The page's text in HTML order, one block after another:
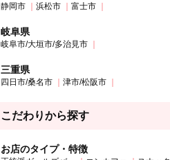
静岡市 浜松市 富士市
岐阜県
岐阜市/大垣市/多治見市
三重県
四日市/桑名市 津市/松阪市
こだわりから探す
お店のタイプ・特徴